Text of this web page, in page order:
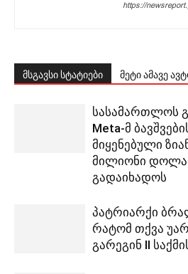
https://
მსგავსი სტატიები მეტი ამავე
სასამართლოს
Meta-მ
მიყენებული
მილიონი
გადაიხადოს
პატრიარქი
რატომ თქვა
გარეგინ II